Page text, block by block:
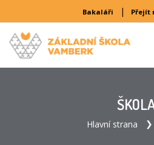
Bakaláři | Přejít
Hlavní strana